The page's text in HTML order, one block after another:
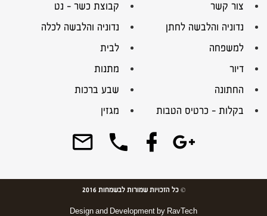
צור קשר
קבוצת כשר – נט
נדוניה והלבשה לחתן
נדוניה והלבשה לכלה
למשפחה
לבית
דיור
מתנות
החתונה
שבע ברכות
בקלות – כרטיס הטבות
מגזין
© כל הזכויות שמורות לבשמחות 2016
Design and Development by RavTech